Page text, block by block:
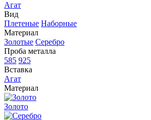
Агат
Вид
Плетеные Наборные
Материал
Золотые Серебро
Проба металла
585 925
Вставка
Агат
Материал
Золото